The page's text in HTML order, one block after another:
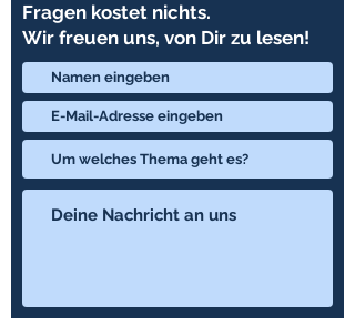
Fragen kostet nichts.
Wir freuen uns, von Dir zu lesen!